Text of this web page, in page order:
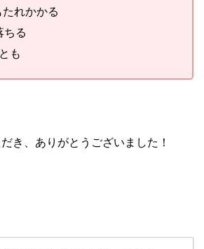
たれかかる
ちる
も
き、ありがとうございました！